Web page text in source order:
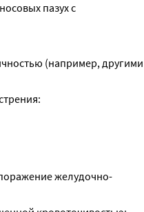
пазух с
(например, другими
желудочно-